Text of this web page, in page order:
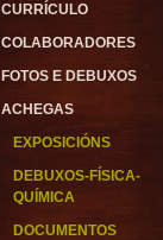
CURRÍCULO
COLABORADORES
FOTOS E DEBUXOS
ACHEGAS
EXPOSICIÓNS
DEBUXOS-FÍSICA-
QUÍMICA
DOCUMENTOS